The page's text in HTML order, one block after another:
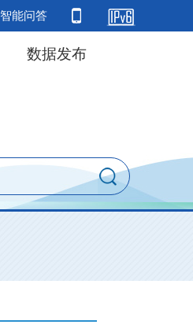
智能问答
数据发布